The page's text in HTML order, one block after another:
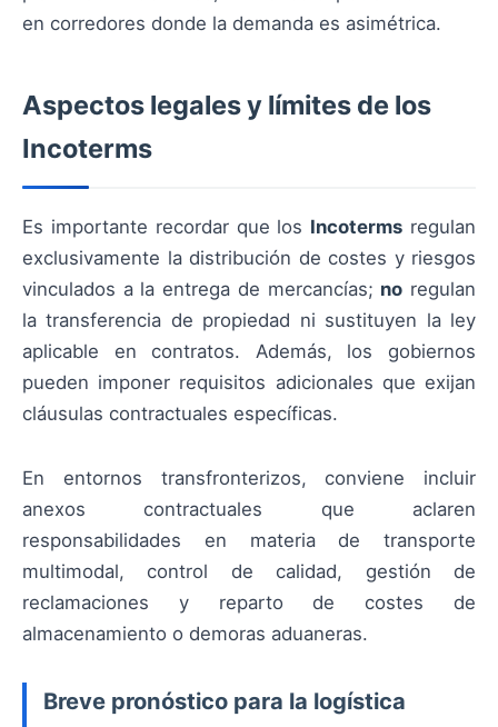
en corredores donde la demanda es asimétrica.
Aspectos legales y límites de los
Incoterms
Es importante recordar que los Incoterms regulan
exclusivamente la distribución de costes y riesgos
vinculados a la entrega de mercancías; no regulan
la transferencia de propiedad ni sustituyen la ley
aplicable en contratos. Además, los gobiernos
pueden imponer requisitos adicionales que exijan
cláusulas contractuales específicas.
En entornos transfronterizos, conviene incluir
anexos contractuales que aclaren
responsabilidades en materia de transporte
multimodal, control de calidad, gestión de
reclamaciones y reparto de costes de
almacenamiento o demoras aduaneras.
Breve pronóstico para la logística